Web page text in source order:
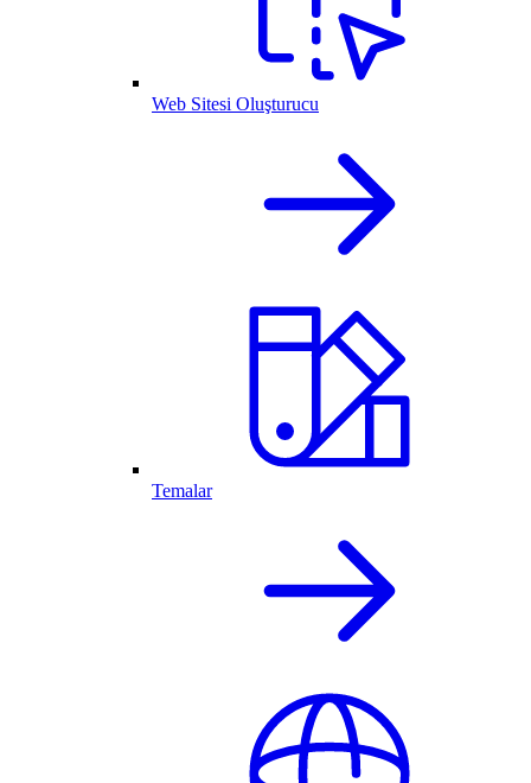
Web Sitesi Oluşturucu
Temalar